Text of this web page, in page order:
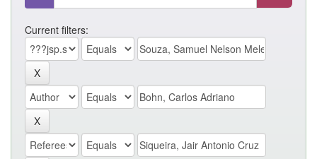
Current filters: